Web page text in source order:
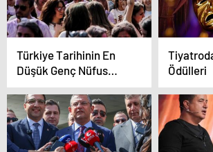
Türkiye Tarihinin En
Düşük Genç Nüfus
Oranı Kaydedildi
Ödülleri